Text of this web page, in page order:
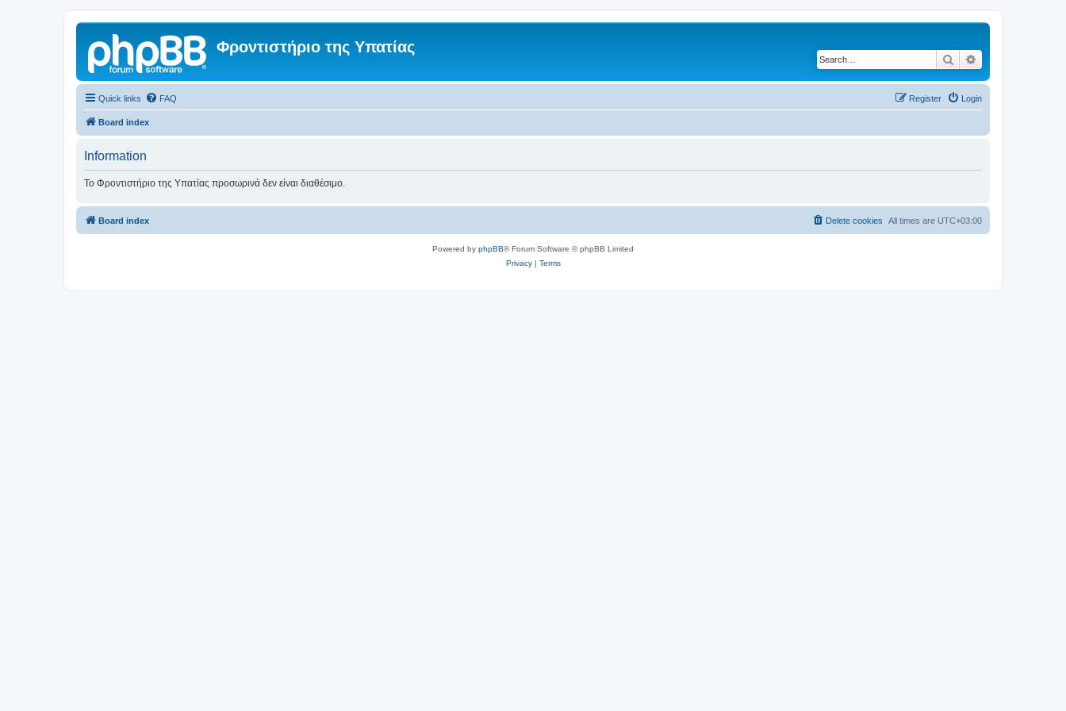
Φροντιστήριο της Υπατίας
Search
Quick links FAQ Login
Register
Board index
Information
Το Φροντιστήριο της Υπατίας προσωρινά δεν είναι διαθέσιμο.
Board index All times are UTC+03:00
Delete cookies
Powered by phpBB® Forum Software © phpBB Limited
Privacy| Terms